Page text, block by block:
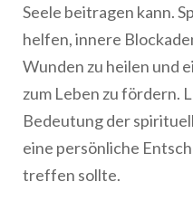
Seele beitragen kann.
helfen, innere
Wunden zu heilen und
zum Leben zu fördern.
Bedeutung der
eine persönliche
treffen sollte.